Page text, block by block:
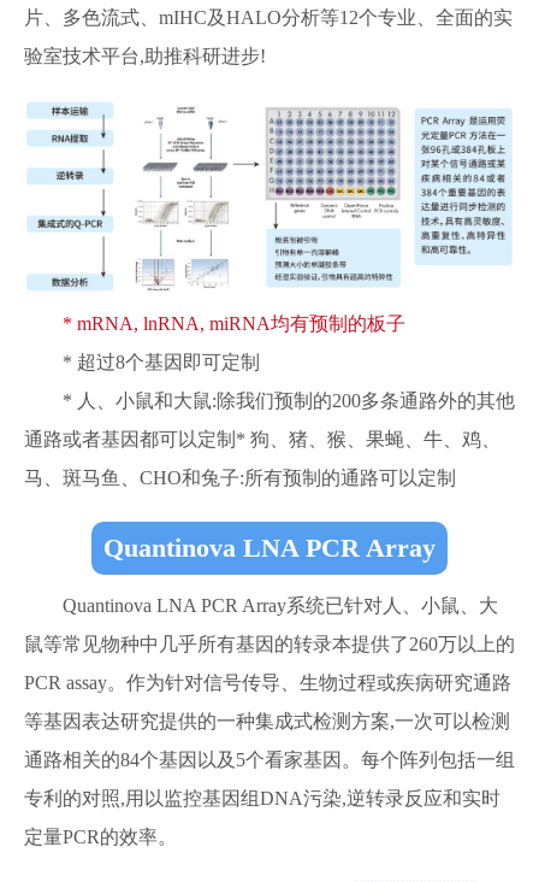
片、多色流式、mIHC及HALO分析等12个专业、全面的实
验室技术平台,助推科研进步!
* mRNA, lnRNA, miRNA均有预制的板子
* 超过8个基因即可定制
* 人、小鼠和大鼠:除我们预制的200多条通路外的其他
通路或者基因都可以定制* 狗、猪、猴、果蝇、牛、鸡、
马、斑马鱼、CHO和兔子:所有预制的通路可以定制
Quantinova LNA PCR Array
Quantinova LNA PCR Array系统已针对人、小鼠、大
鼠等常见物种中几乎所有基因的转录本提供了260万以上的
PCR assay。作为针对信号传导、生物过程或疾病研究通路
等基因表达研究提供的一种集成式检测方案,一次可以检测
通路相关的84个基因以及5个看家基因。每个阵列包括一组
专利的对照,用以监控基因组DNA污染,逆转录反应和实时
定量PCR的效率。